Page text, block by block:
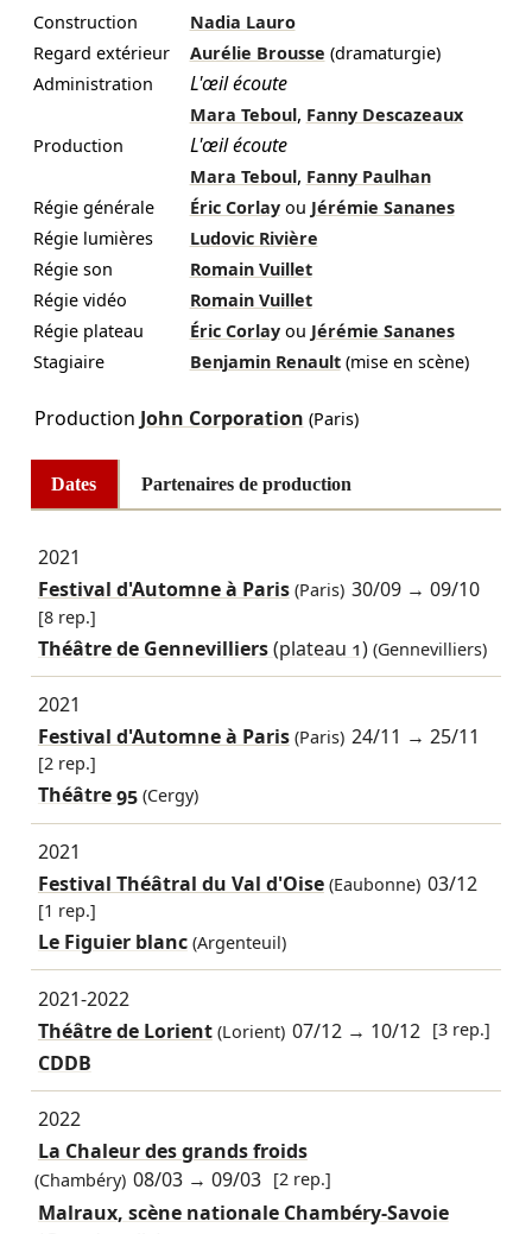
Construction
Nadia Lauro
Regard extérieur
Aurélie Brousse (dramaturgie)
Administration
L'œil écoute
Mara Teboul, Fanny Descazeaux
Production
L'œil écoute
Mara Teboul, Fanny Paulhan
Régie générale
Éric Corlay ou Jérémie Sananes
Régie lumières
Ludovic Rivière
Régie son
Romain Vuillet
Régie vidéo
Romain Vuillet
Régie plateau
Éric Corlay ou Jérémie Sananes
Stagiaire
Benjamin Renault (mise en scène)
Production John Corporation (Paris)
Dates Partenaires de production
2021
Festival d'Automne à Paris(Paris) 30/09 →09/10
[8 rep.]
Théâtre de Gennevilliers(plateau 1) (Gennevilliers)
2021
Festival d'Automne à Paris(Paris) 24/11 →25/11
[2 rep.]
Théâtre 95 (Cergy)
2021
Festival Théâtral du Val d'Oise(Eaubonne) 03/12
[1 rep.]
Le Figuier blanc (Argenteuil)
2021-2022
Théâtre de Lorient(Lorient) 07/12 → 10/12 [3 rep.]
CDDB
2022
La Chaleur des grands froids
(Chambéry) 08/03 →09/03 [2 rep.]
Malraux, scène nationale Chambéry-Savoie